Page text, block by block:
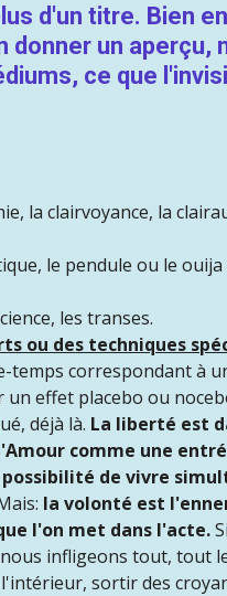
d'un titre. Bien
donner un aperçu,
ce que
la clairvoyance, la
le pendule ou le ouija
les transes.
ou des techniques
temps correspondant à
un effet placebo ou
déjà là. La liberté est
comme une
de vivre
la volonté est
l'on met dans l'acte.
infligeons tout, tout
sortir des